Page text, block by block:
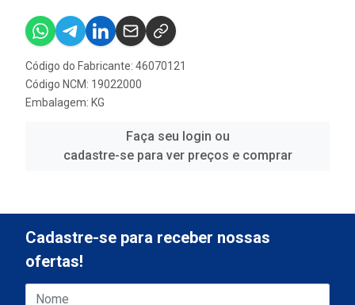
Código do Fabricante: 46070121
Código NCM: 19022000
Embalagem: KG
Faça seu login ou
cadastre-se para ver preços e comprar
Cadastre-se para receber nossas
ofertas!